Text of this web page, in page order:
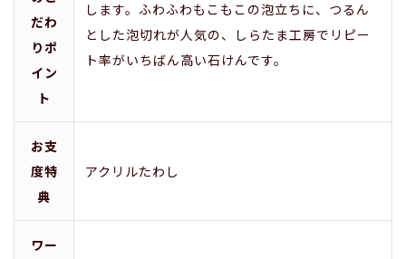
だわ
りポ
イン
ト
します。ふわふわもこもこの泡立ちに、つるん
とした泡切れが人気の、しらたま工房でリピー
ト率がいちばん高い石けんです。
お支
度特
典
アクリルたわし
ワー